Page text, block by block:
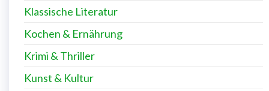
Klassische Literatur
Kochen & Ernährung
Krimi & Thriller
Kunst & Kultur